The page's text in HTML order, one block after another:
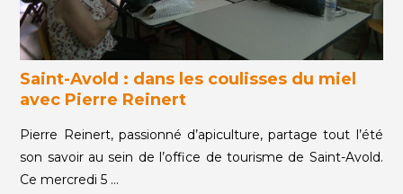
Saint-Avold : dans les coulisses du miel
avec Pierre Reinert
Pierre Reinert, passionné d’apiculture, partage tout l’été
son savoir au sein de l’office de tourisme de Saint-Avold.
Ce mercredi 5 …